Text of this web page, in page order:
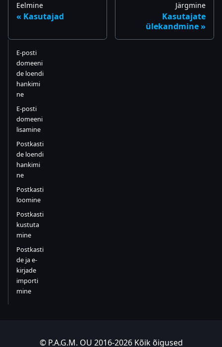
Eelmine
Kasutajad
Järgmine
Kasutajate
ülekandmine
E-posti
domeeni
de loendi
hankimi
ne
E-posti
domeeni
lisamine
Postkasti
de loendi
hankimi
ne
Postkasti
loomine
Postkasti
kustuta
mine
Postkasti
de ja e-
kirjade
importi
mine
© P.A.G.M. OU 2016-2026 Kõik õigused